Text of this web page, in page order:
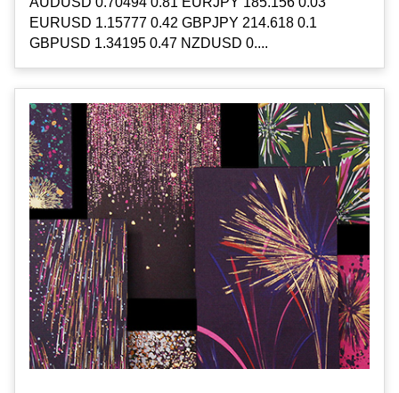
EURUSD 1.15777 0.42 GBPJPY 214.618 0.1
GBPUSD 1.34195 0.47 NZDUSD 0....